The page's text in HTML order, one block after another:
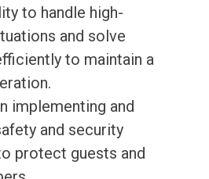
to handle high-
and solve
to maintain a
implementing and
and security
protect guests and